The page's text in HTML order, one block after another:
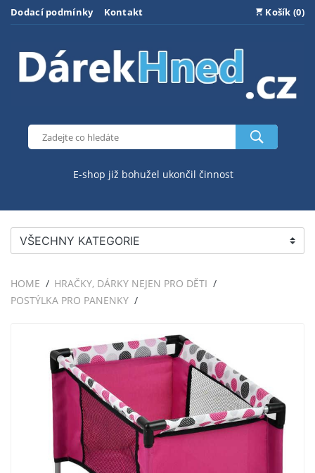
Dodací podmínky Kontakt Košík (0)
E-shop již bohužel ukončil činnost
VŠECHNY KATEGORIE
HOME
HRAČKY, DÁRKY NEJEN PRO DĚTI
POSTÝLKA PRO PANENKY